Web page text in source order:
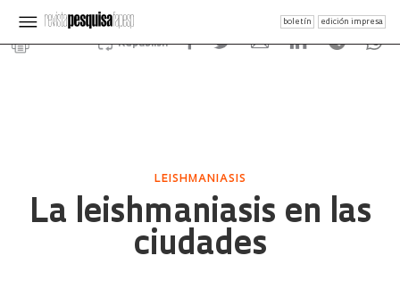
boletín edición impresa
Republish
LEISHMANIASIS
La leishmaniasis en las
ciudades